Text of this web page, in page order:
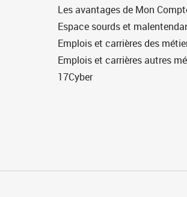
Les avantages de Mon
Espace sourds et
Emplois et carrières des
Emplois et carrières autres
17Cyber